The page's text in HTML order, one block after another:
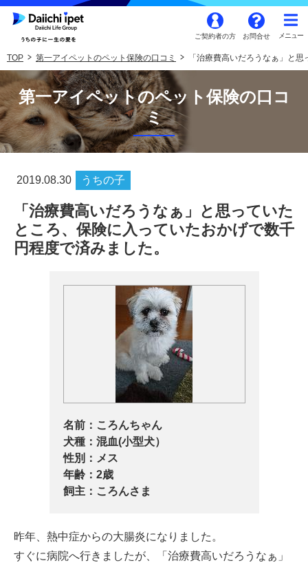
ご契約者の方 お問合せ
TOP 第一アイペットのペット保険の口コミ 「治療費高いだろうなぁ」と
第一アイペットのペット保険の口コ
ミ
2019.08.30 うちの子
「治療費高いだろうなぁ」と思っていた
ところ、保険に入っていたおかげで数千
円程度で済みました。
名前： ころんちゃん
犬種： 混血(小型犬）
性別： メス
年齢： 2歳
飼主： ころんさま
昨年、熱中症からの大腸炎になりました。
すぐに病院へ行きましたが、「治療費高いだろうなぁ」